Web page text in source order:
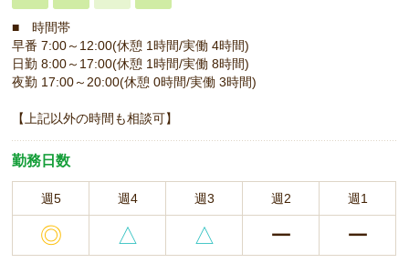
■ 時間帯
早番 7:00～12:00(休憩 1時間/実働 4時間)
日勤 8:00～17:00(休憩 1時間/実働 8時間)
夜勤 17:00～20:00(休憩 0時間/実働 3時間)
【上記以外の時間も相談可】
勤務日数
週5 週4 週3 週2 週1
◎ △ △ ー ー